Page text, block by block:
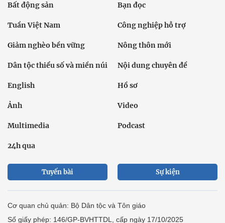
Bất động sản Bạn đọc
Tuần Việt Nam Công nghiệp hỗ trợ
Giảm nghèo bền vững Nông thôn mới
Dân tộc thiểu số và miền núi Nội dung chuyên đề
English Hồ sơ
Ảnh Video
Multimedia Podcast
24h qua
Tuyến bài Sự kiện
Cơ quan chủ quản: Bộ Dân tộc và Tôn giáo
Số giấy phép: 146/GP-BVHTTDL, cấp ngày 17/10/2025